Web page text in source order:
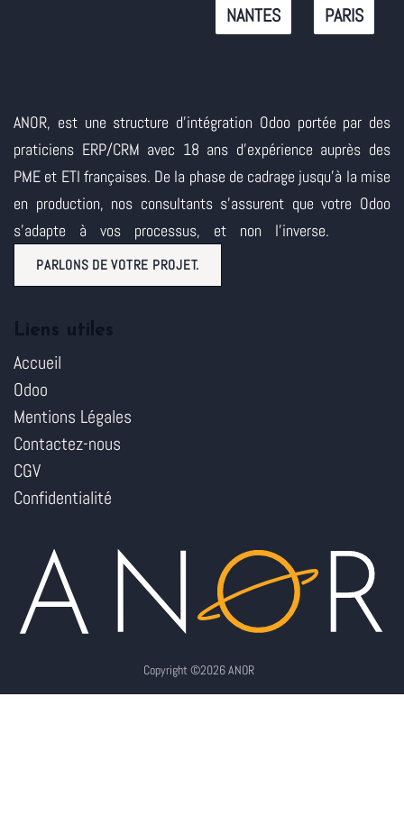
NANTES PARIS
ANOR, est une structure d'intégration Odoo portée par des
praticiens ERP/CRM avec 18 ans d'expérience auprès des
PME et ETI françaises. De la phase de cadrage jusqu'à la mise
en production, nos consultants s'assurent que votre Odoo
s'adapte à vos processus, et non l'inverse.
PARLONS DE VOTRE PROJET.
Accueil
Odoo
Mentions Légales
Contactez-nous
CGV
Confidentialité
Copyright ©2026 ANOR